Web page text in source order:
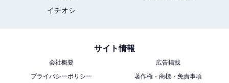
イチオシ
サイト情報
会社概要
広告掲載
プライバシーポリシー
著作権・商標・免責事項